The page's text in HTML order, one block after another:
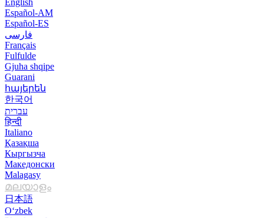
Español-AM
Español-ES
فارسی
Français
Fulfulde
Gjuha shqipe
Guarani
հայերեն
한국어
עברית
हिन्दी
Italiano
Қазақша
Кыргызча
Македонски
Malagasy
മലയാളം
日本語
O‘zbek